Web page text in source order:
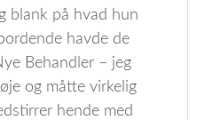
blank på hvad hun
havde de
Behandler – jeg
og måtte virkelig
hende med